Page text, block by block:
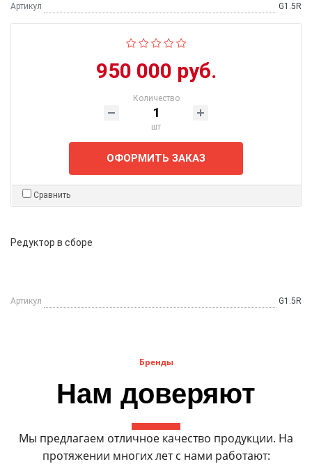
Артикул G1.5R
950 000 руб.
Количество
шт
ОФОРМИТЬ ЗАКАЗ
Сравнить
Редуктор в сборе
Артикул G1.5R
Бренды
Нам доверяют
Мы предлагаем отличное качество продукции. На
протяжении многих лет с нами работают: